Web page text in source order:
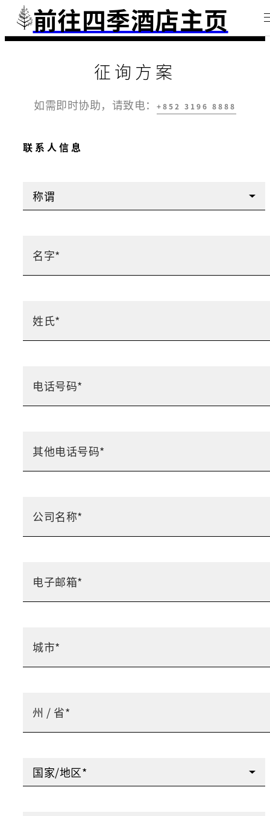
前往四季酒店主页
征询方案
如需即时协助，请致电： +852 3196 8888
联系人信息
称谓
国家/地区*